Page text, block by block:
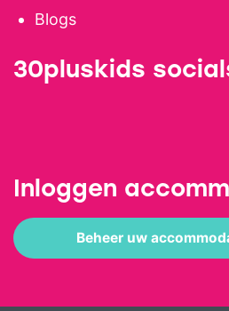
Blogs
30pluskids
Inloggen
Beheer uw